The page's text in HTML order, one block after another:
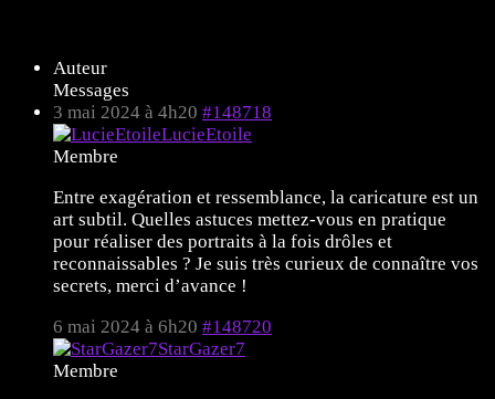
Auteur
Messages
3 mai 2024 à 4h20 #148718
LucieEtoile
Membre
Entre exagération et ressemblance, la caricature est un
art subtil. Quelles astuces mettez-vous en pratique
pour réaliser des portraits à la fois drôles et
reconnaissables ? Je suis très curieux de connaître vos
secrets, merci d’avance !
6 mai 2024 à 6h20 #148720
StarGazer7
Membre